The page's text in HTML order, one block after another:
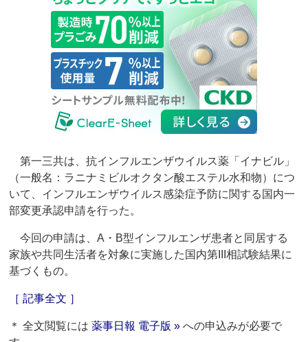
第一三共は、抗インフルエンザウイルス薬「イナビル」
（一般名：ラニナミビルオクタン酸エステル水和物）につ
いて、インフルエンザウイルス感染症予防に関する国内一
部変更承認申請を行った。
今回の申請は、A・B型インフルエンザ患者と同居する
家族や共同生活者を対象に実施した国内第III相試験結果に
基づくもの。
［ 記事全文 ］
＊ 全文閲覧には薬事日報 電子版 » への申込みが必要で